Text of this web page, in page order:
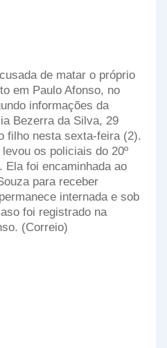
de matar o próprio
em Paulo Afonso, no
informações da
Bezerra da Silva, 29
filho nesta sexta-feira (2).
os policiais do 20º
Ela foi encaminhada ao
para receber
internada e sob
foi registrado na
(Correio)